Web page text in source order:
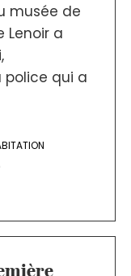
musée de
Lenoir a
qui a